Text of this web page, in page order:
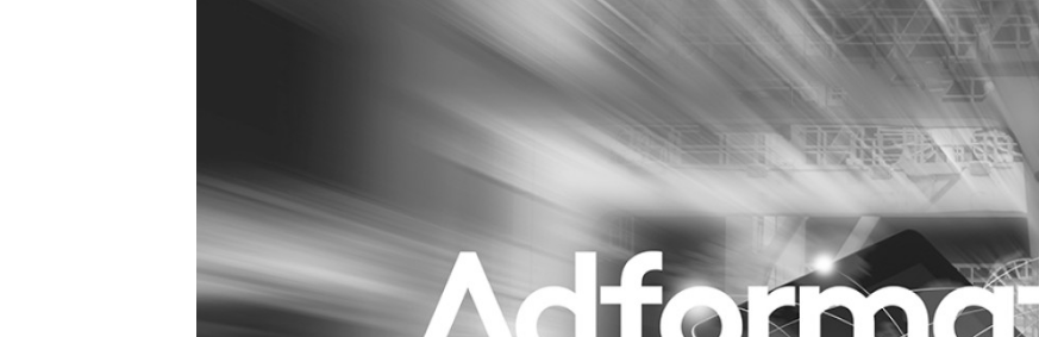
Gedragsverandering
Influencer marketing
Interne communicatie
Purpose Marketing
Reputatie & crisis